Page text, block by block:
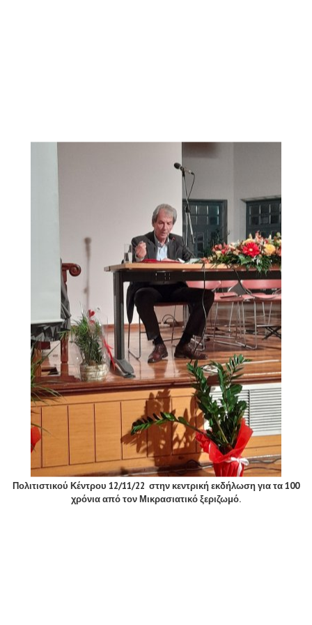
Πολιτιστικού Κέντρου 12/11/22 στην κεντρική εκδήλωση για τα 100
χρόνια από τον Μικρασιατικό ξεριζωμό.